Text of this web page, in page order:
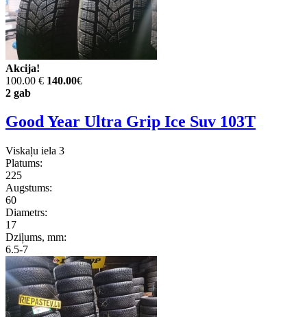
Akcija!
100.00 € 140.00€
2 gab
Good Year Ultra Grip Ice Suv 103T
Viskaļu iela 3
Platums:
225
Augstums:
60
Diametrs:
17
Dziļums, mm:
6.5-7